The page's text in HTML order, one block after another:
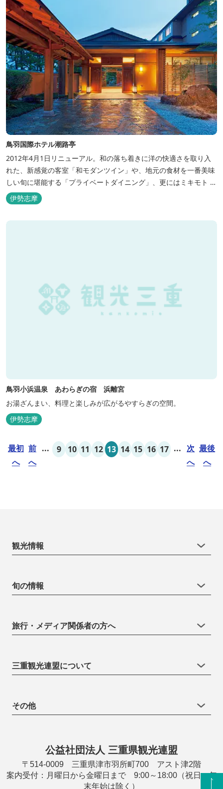
鳥羽国際ホテル潮路亭
2012年4月1日リニューアル。和の落ち着きに洋の快適さを取り入
れた、新感覚の客室「和モダンツイン」や、地元の食材を一番美味
しい旬に堪能する「プライベートダイニング」、更にはミキモト コ
スメティックスとの提携により実現した、日本初の「パールオーロ
ラ風呂」が誕生。
伊勢志摩
鳥羽小浜温泉 あわらぎの宿 浜離宮
お湯ざんまい、料理と楽しみが広がるやすらぎの空間。
伊勢志摩
最初
へ
前
へ
... 9 10 11 12 13 14 15 16 17 ... 次
へ
最後
へ
観光情報
旬の情報
旅行・メディア関係者の方へ
三重観光連盟について
その他
公益社団法人 三重県観光連盟
〒514-0009 三重県津市羽所町700 アスト津2階
案内受付：月曜日から金曜日まで 9:00～18:00（祝日・年
末年始は除く）